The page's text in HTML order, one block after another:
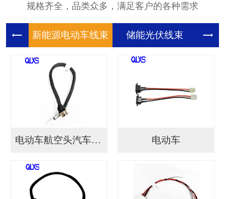
规格齐全，品类众多，满足客户的各种需求
新能源电 储能光伏
电动车航空头汽车连接... 电动车